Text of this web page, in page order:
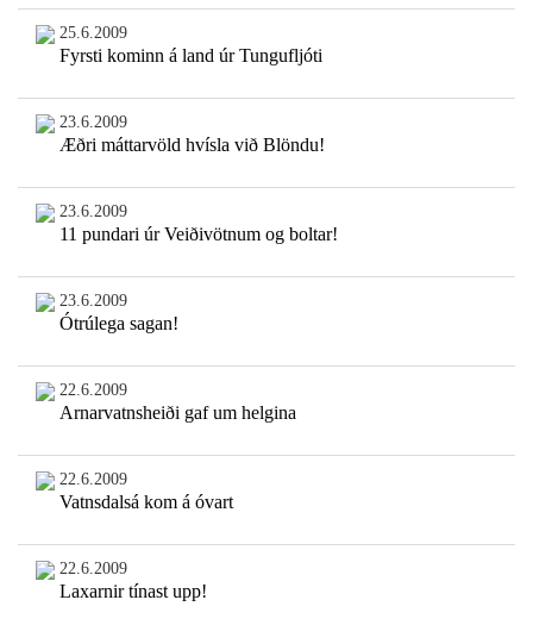
25.6.2009
Fyrsti kominn á land úr Tungufljóti
23.6.2009
Æðri máttarvöld hvísla við Blöndu!
23.6.2009
11 pundari úr Veiðivötnum og boltar!
23.6.2009
Ótrúlega sagan!
22.6.2009
Arnarvatnsheiði gaf um helgina
22.6.2009
Vatnsdalsá kom á óvart
22.6.2009
Laxarnir tínast upp!